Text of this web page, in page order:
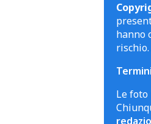
hanno
rischio.
Le